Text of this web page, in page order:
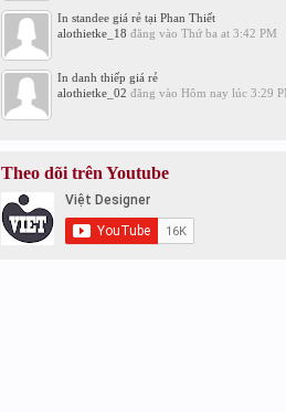
In standee giá rẻ tại Phan Thiết
alothietke_18 đăng vào Thứ ba at 3:42 PM
In danh thiếp giá rẻ
alothietke_02 đăng vào Hôm nay lúc 3:29
Theo dõi trên Youtube